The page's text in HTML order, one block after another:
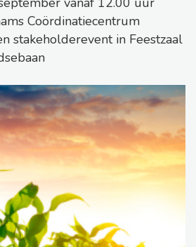
Coördinatiecentrum
stakeholderevent in Feestzaal